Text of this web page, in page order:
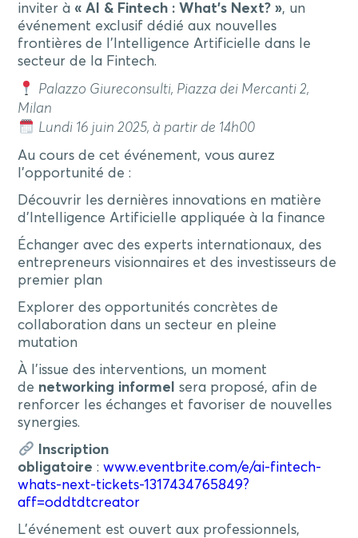
inviter à « AI & Fintech : What’s Next? », un
événement exclusif dédié aux nouvelles
frontières de l’Intelligence Artificielle dans le
secteur de la Fintech.
Palazzo Giureconsulti, Piazza dei Mercanti 2,
Milan
Lundi 16 juin 2025, à partir de 14h00
Au cours de cet événement, vous aurez
l’opportunité de :
Découvrir les dernières innovations en matière
d’Intelligence Artificielle appliquée à la finance
Échanger avec des experts internationaux, des
entrepreneurs visionnaires et des investisseurs de
premier plan
Explorer des opportunités concrètes de
collaboration dans un secteur en pleine
mutation
À l’issue des interventions, un moment
de networking informel
sera proposé, afin de
renforcer les échanges et favoriser de nouvelles
synergies.
Inscription
obligatoire :www.eventbrite.com/e/ai-fintech-
whats-next-tickets-1317434765849?
aff=oddtdtcreator
L’événement est ouvert aux professionnels,